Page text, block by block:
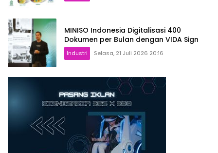
MINISO Indonesia Digitalisasi 400
Dokumen per Bulan dengan VIDA Sign
Industri Selasa, 21 Juli 2026 20:16